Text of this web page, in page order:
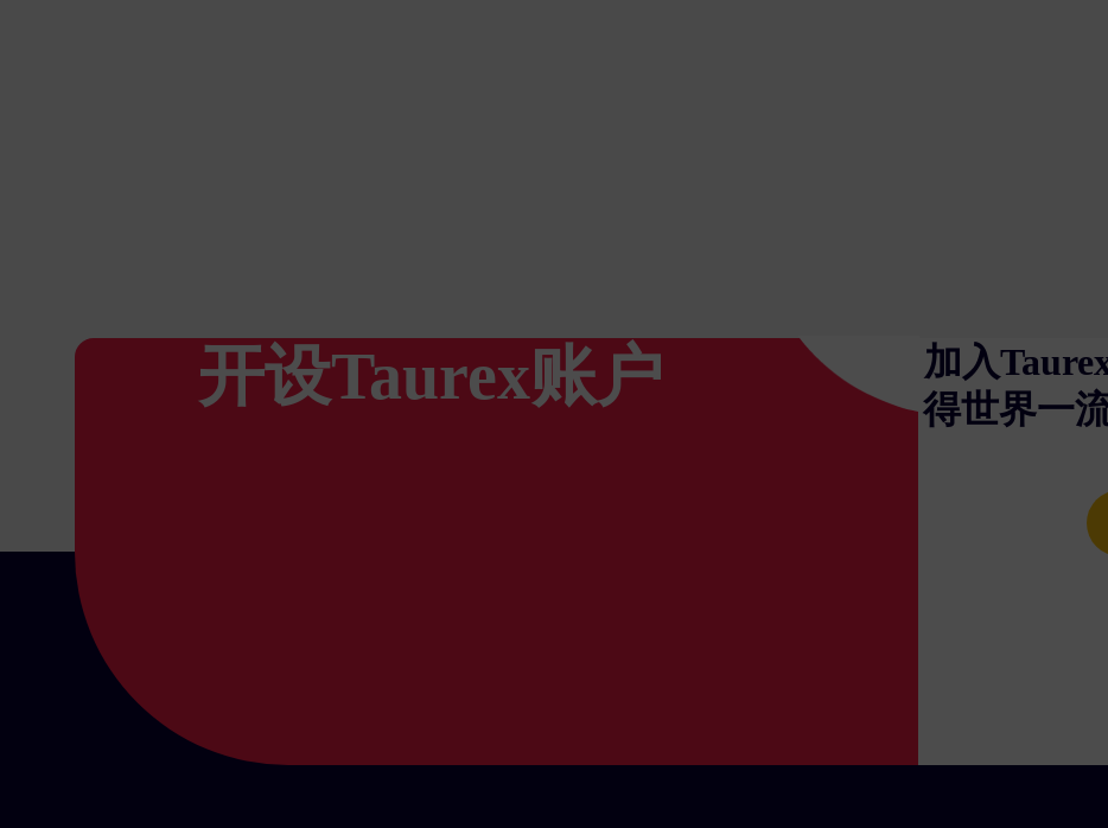
开设Taurex账户
加入
得世界一